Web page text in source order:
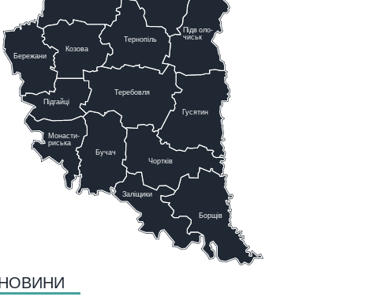
Тернопіль
Теребовля
Бучач
Заліщики
Борщів
Чортків
Гусятин
Підволо-
чиськ
Козова
Бережани
Підгайці
Монасти-
риська